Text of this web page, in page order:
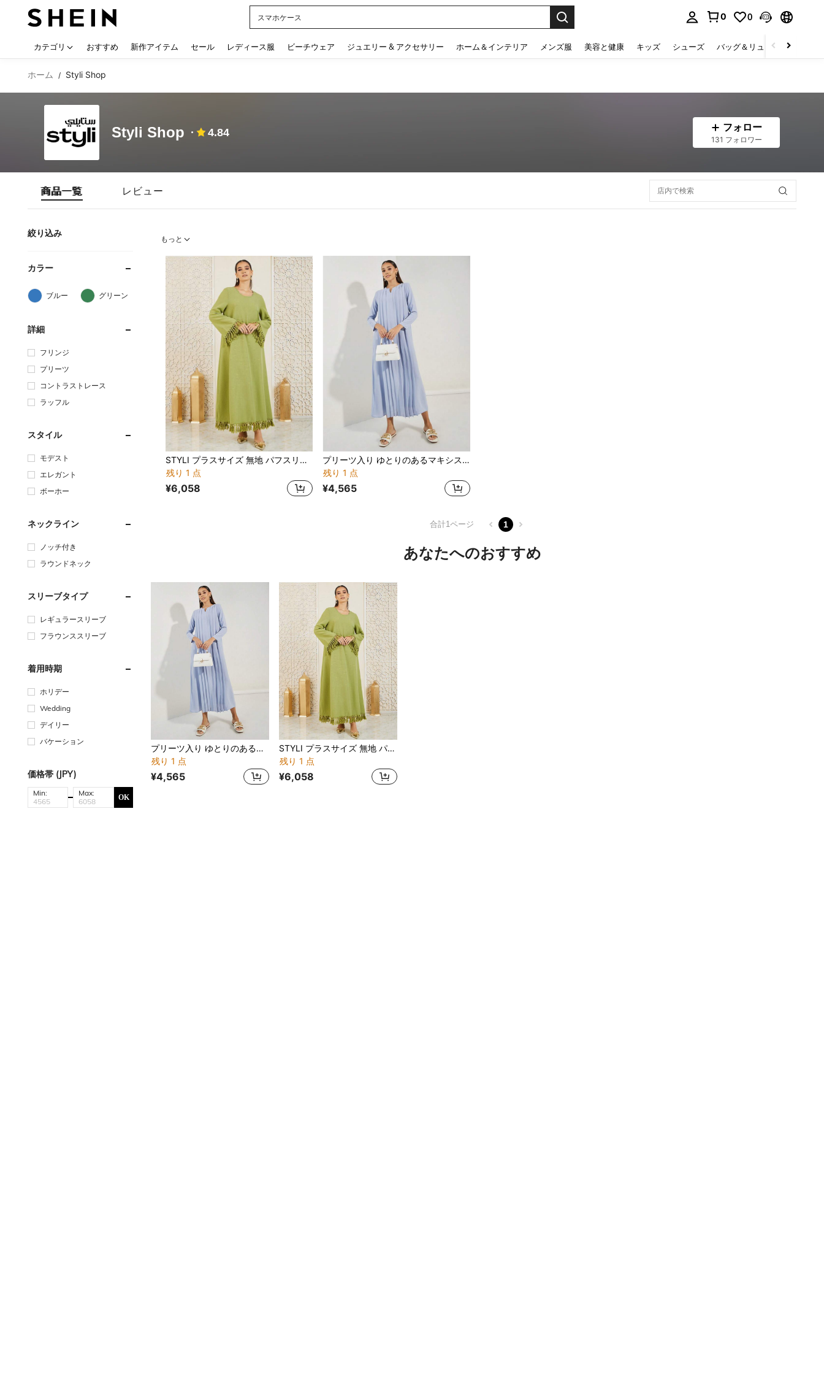
シール
0 0
カテゴリ おすすめ 新作アイテム セール レディース服 ビーチウェア ジュエリー & アクセサリー ホーム＆インテリア メンズ服 美容と健康 キッズ シューズ バッグ＆リュック
ホーム / Styli Shop
Styli Shop 4.84 フォロー
131 フォロワー
商品一覧 レビュー
絞り込み
カラー
ブルー グリーン
詳細
フリンジ
プリーツ
コントラストレース
ラッフル
スタイル
モデスト
エレガント
ボーホー
ネックライン
ノッチ付き
ラウンドネック
スリーブタイプ
レギュラースリーブ
フラウンススリーブ
着用時期
ホリデー
Wedding
デイリー
バケーション
価格帯 (JPY)
Min: Max: OK
もっと
STYLI プラスサイズ 無地 パフスリーブアラビアンドレス スタイリッシュカジュアル
残り 1 点
¥6,058
プリーツ入り ゆとりのあるマキシスカート 無地
残り 1 点
¥4,565
合計1ページ 1
あなたへのおすすめ
プリーツ入り ゆとりのあるマキシスカート 無地
残り 1 点
¥4,565
STYLI プラスサイズ 無地 パフスリーブアラビアンドレス スタイリッシュカジュアル
残り 1 点
¥6,058